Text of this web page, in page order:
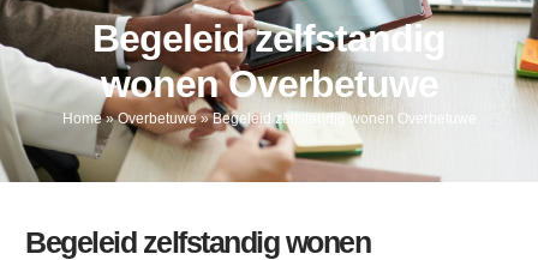
Begeleid zelfstandig
wonen Overbetuwe
Home»Overbetuwe»Begeleid zelfstandig wonen Overbetuwe
Begeleid zelfstandig wonen